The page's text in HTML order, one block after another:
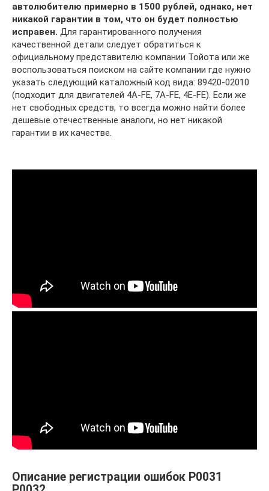
автолюбителю примерно в 1500 рублей, однако, нет
никакой гарантии в том, что он будет полностью
исправен. Для гарантированного получения
качественной детали следует обратиться к
официальному представителю компании Тойота или же
воспользоваться поиском на сайте компании где нужно
указать следующий каталожный код вида: 89420-02010
(подходит для двигателей 4A-FE, 7A-FE, 4E-FE). Если же
нет свободных средств, то всегда можно найти более
дешевые отечественные аналоги, но нет никакой
гарантии в их качестве.
Описание регистрации ошибок P0031